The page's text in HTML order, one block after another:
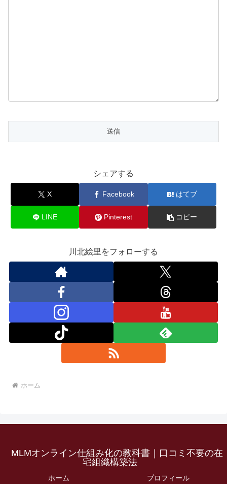
シェアする
X Facebook はてブ
LINE Pinterest コピー
川北絵里をフォローする
ホーム
MLMオンライン仕組み化の教科書｜口コミ不要の在
宅組織構築法
ホーム プロフィール